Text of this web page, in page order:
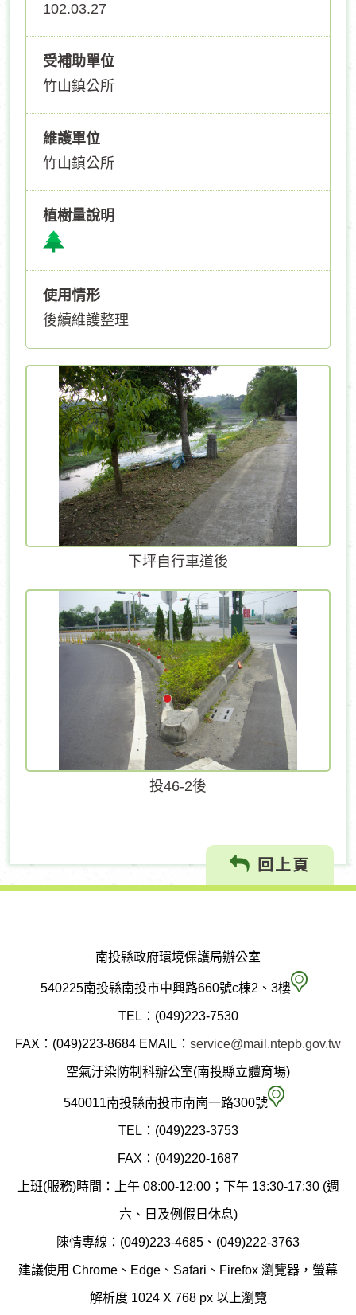
102.03.27
受補助單位
竹山鎮公所
維護單位
竹山鎮公所
植樹量說明
使用情形
後續維護整理
下坪自行車道後
投46-2後
回上頁
南投縣政府環境保護局辦公室
540225南投縣南投市中興路660號c棟2、3樓 南
縣
保
局
TEL：(049)223-7530
FAX：(049)223-8684 EMAIL： service@mail.ntepb.gov.tw
空氣汙染防制科辦公室(南投縣立體育場)
540011南投縣南投市南崗一路300號 空
染
制
科
TEL：(049)223-3753
FAX：(049)220-1687
上班(服務)時間：上午 08:00-12:00；下午 13:30-17:30 (週
六、日及例假日休息)
陳情專線：(049)223-4685、(049)222-3763
建議使用 Chrome、Edge、Safari、Firefox 瀏覽器，螢幕
解析度 1024 X 768 px 以上瀏覽